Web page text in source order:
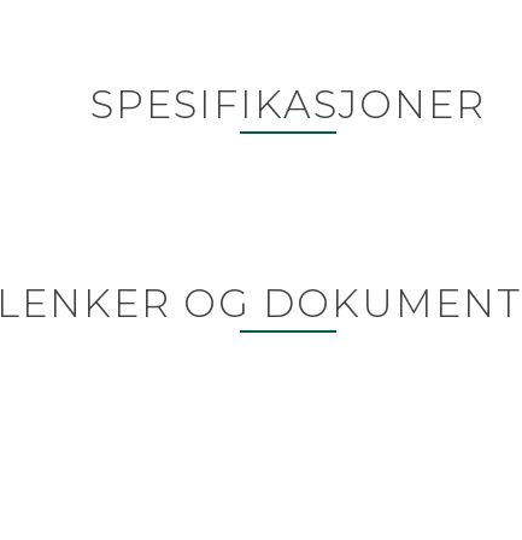
SPESIFIKASJONER
LENKER OG